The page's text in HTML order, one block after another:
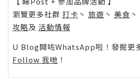
瀏覽更多社群 打卡 丶 旅遊 丶 美食 丶
攻略及 活動情報
U Blog開咗WhatsApp啦！發掘更
Follow 我哋 ！